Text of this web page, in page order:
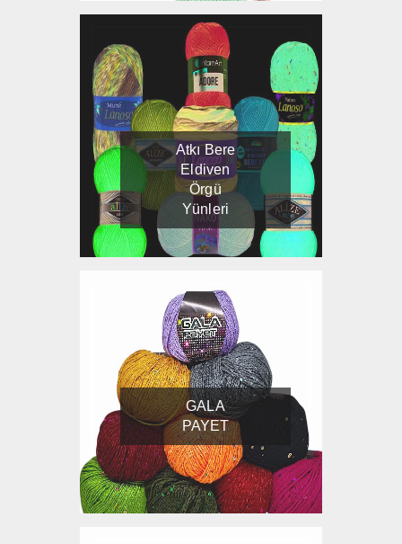
Atkı Bere
Eldiven
Örgü
Yünleri
GALA
PAYET